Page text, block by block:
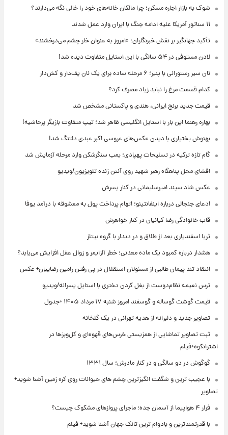
شوک به بازار اجاره مسکن؛ چرا مالکان خانه‌های خود را خالی نگه می‌دارند؟
۱۱ سناتور آمریکا علیه ادامه جنگ با ایران وارد عمل شدند
تأکید جهانگیر بر نقش خبرنگاران؛ «امروز به عنوان خار چشم می‌درخشند»
لادن مستوفی در ۵۴ سالگی با این استایل متفاوت دیده شد!
نان سیر رستورانی با پنیر؛ ۶ مرحله ساده برای یک نان پف‌دار و کش‌دار
کدام قسمت مرغ را نباید زیاد مصرف کرد؟
قیمت جدید برنج ایرانی، هندی و پاکستانی مشخص شد
بهاره رهنما این بار با استایل انگلیسی ظاهر شد؛ تیپ متفاوت بازیگر پرحاشیه!
بهنوش بختیاری با دیدن عکس‌های عروسی اکبر عبدی دلتنگ شد!
گام تازه ترکیه در تسلیحات پهپادی؛ بمب سنگرشکن وارد مرحله آزمایش شد
افشای محل پناهگاه‌ رهبر شهید روی آنتن زنده تلویزیون/ویدیو
عکس شاد سپند امیرسلیمانی در کنار پسرش
ادعای جنجالی درباره اینفانتینو؛ اتهام پرداخت پول به معشوقه با درآمد یوفا
قاب خانوادگی رضا کیانیان در کنار خواهرش
ثریا اسفندیاری بعد از طلاق و در دیدار با گروه بیتلز
هشدار درباره کمبود یک ماده معدنی؛ خطر آلزایمر و زوال عقل افزایش می‌یابد؟
انتقاد تند پیمان طالبی از مسئولان استقلال در پی رفتن رامین رضاییان+ عکس
ترس نعیمه نظام‌دوست از بغل کردن دختری با استایل پسرانه/ویدیو
قیمت گوشت گوساله و گوسفند امروز شنبه ۱۷ مرداد ۱۴۰۵ +جدول
تصاویر جدید و دلبرانه از هدیه تهرانی در یک گلخانه
ثبت تصاویر تماشایی از همزیستی خرس‌های قهوه‌ای و کل‌وبزها در
اشترانکوه+فیلم
گوگوش در دو سالگی و در کنار مادرش؛ سال ۱۳۳۱
با عجیب ترین و شگفت انگیزترین چشم های حیوانات روی کره زمین آشنا شوید+
تصاویر
فرار ۴ هواپیما از آسمان جده؛ ماجرای پروازهای مشکوک چیست؟
با قدرتمندترین و بادوام ترین تانک جهان آشنا شوید+ فیلم